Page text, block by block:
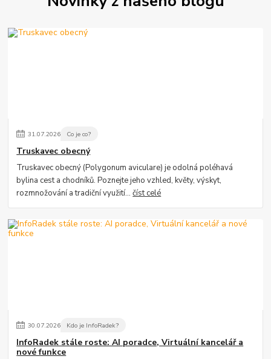
31.07.2026 Co je co?
Truskavec obecný
Truskavec obecný (Polygonum aviculare) je odolná poléhavá
bylina cest a chodníků. Poznejte jeho vzhled, květy, výskyt,
rozmnožování a tradiční využití...číst celé
30.07.2026 Kdo je InfoRadek?
InfoRadek stále roste: AI poradce, Virtuální kancelář a
nové funkce